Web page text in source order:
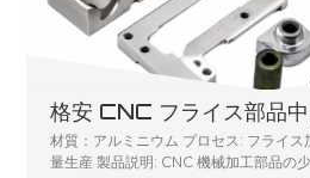
格安 CNC フライス部品中
材質：アルミニウム プロセス: フライ
量生産 製品説明: CNC 機械加工部品の